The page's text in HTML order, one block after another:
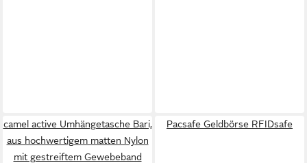
camel active Umhängetasche Bari,
aus hochwertigem matten Nylon
mit gestreiftem Gewebeband
Pacsafe Geldbörse RFIDsafe